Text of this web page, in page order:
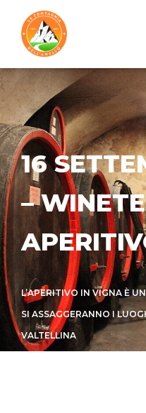
HOME
CHI SIAMO
ESCURSIONI
PHOTOGALLERY
IL BLOG
I GADGET
WEBAPP
CONTATTI
16
–
L’APERITIVO IN VIGNA È
SI ASSAGGERANNO I
VALTELLINA